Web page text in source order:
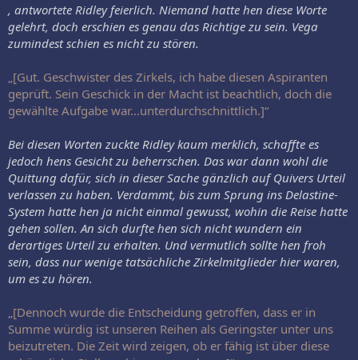
, antwortete Ridley feierlich. Niemand hatte hen diese Worte
gelehrt, doch erschien es genau das Richtige zu sein. Vega
zumindest schien es nicht zu stören.
„[Gut. Geschwister des Zirkels, ich habe diesen Aspiranten
geprüft. Sein Geschick in der Macht ist beachtlich, doch die
gewählte Aufgabe war…unterdurchschnittlich.]“
Bei diesen Worten zuckte Ridley kaum merklich, schaffte es
jedoch hens Gesicht zu beherrschen. Das war dann wohl die
Quittung dafür, sich in dieser Sache gänzlich auf Quivers Urteil
verlassen zu haben. Verdammt, bis zum Sprung ins Delastine-
System hatte hen ja nicht einmal gewusst, wohin die Reise hatte
gehen sollen. An sich durfte hen sich nicht wundern ein
derartiges Urteil zu erhalten. Und vermutlich sollte hen froh
sein, dass nur wenige tatsächliche Zirkelmitglieder hier waren,
um es zu hören.
„[Dennoch wurde die Entscheidung getroffen, dass er in
Summe würdig ist unseren Reihen als Geringster unter uns
beizutreten. Die Zeit wird zeigen, ob er fähig ist über diese